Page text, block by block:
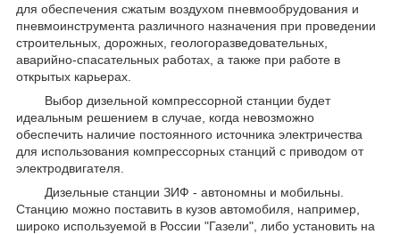
для обеспечения сжатым воздухом пневмообрудования и
пневмоинструмента различного назначения при проведении
строительных, дорожных, геологоразведовательных,
аварийно-спасательных работах, а также при работе в
открытых карьерах.
Выбор дизельной компрессорной станции будет
идеальным решением в случае, когда невозможно
обеспечить наличие постоянного источника электричества
для использования компрессорных станций с приводом от
электродвигателя.
Дизельные станции ЗИФ - автономны и мобильны.
Станцию можно поставить в кузов автомобиля, например,
широко используемой в России "Газели", либо установить на